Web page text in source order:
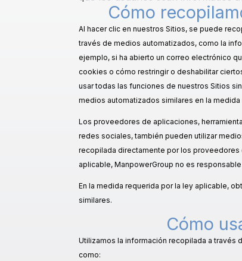
Cómo
Al hacer clic en nuestros Sitios, se puede
través de medios automatizados, como la
ejemplo, si ha abierto un correo electrónico
cookies o cómo restringir o deshabilitar
usar todas las funciones de nuestros Sitios
medios automatizados similares en la
Los proveedores de aplicaciones,
redes sociales, también pueden utilizar
recopilada directamente por los
aplicable, ManpowerGroup no es
En la medida requerida por la ley aplicable,
similares.
Cómo
Utilizamos la información recopilada a
como: